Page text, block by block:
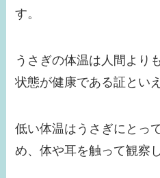
す。
うさぎの体温は人間より
状態が健康である証とい
低い体温はうさぎにとっ
め、体や耳を触って観察